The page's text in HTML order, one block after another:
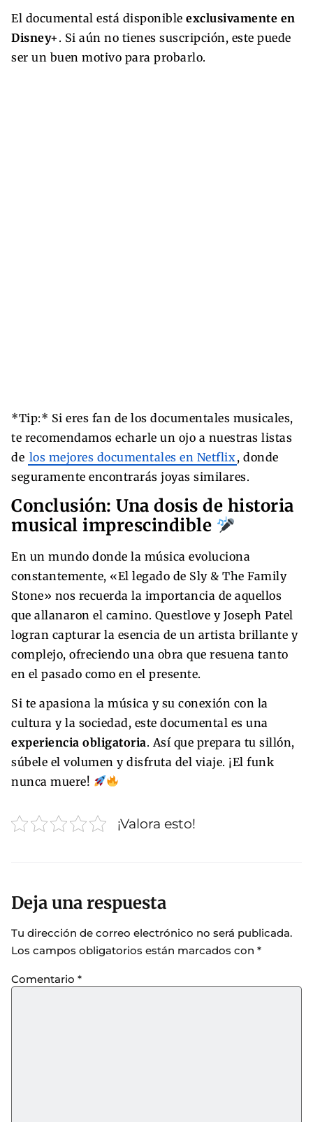
El documental está disponible exclusivamente en
Disney+ . Si aún no tienes suscripción, este puede
ser un buen motivo para probarlo.
*Tip:* Si eres fan de los documentales musicales,
te recomendamos echarle un ojo a nuestras listas
de los mejores documentales en Netflix, donde
seguramente encontrarás joyas similares.
Conclusión: Una dosis de historia
musical imprescindible
En un mundo donde la música evoluciona
constantemente, «El legado de Sly & The Family
Stone» nos recuerda la importancia de aquellos
que allanaron el camino. Questlove y Joseph Patel
logran capturar la esencia de un artista brillante y
complejo, ofreciendo una obra que resuena tanto
en el pasado como en el presente.
Si te apasiona la música y su conexión con la
cultura y la sociedad, este documental es una
experiencia obligatoria. Así que prepara tu sillón,
súbele el volumen y disfruta del viaje. ¡El funk
nunca muere!
¡Valora esto!
Deja una respuesta
Tu dirección de correo electrónico no será publicada.
Los campos obligatorios están marcados con *
Comentario *